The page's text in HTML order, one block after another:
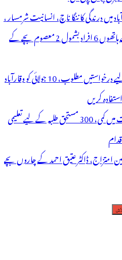
میں درندگی کا ننگا ناچ، انسانیت شرمسار ،
پو کسو کیس کے ملزم راجکمار کے ہاتھوں 6 افراد بشمول 2 معصوم بچے کے
اپولو فارمیسی میں ملازمتوں کے لیے درخواستیں مطلوب، 10 جولائی کو وقارآباد
کریں
شادی کے غیر ضروری اخراجات میں کمی، 300 مستحق طلبہ کے لیے تعلیمی
امتزاج، ڈاکٹر عتیق احمد کے چاروں بچے